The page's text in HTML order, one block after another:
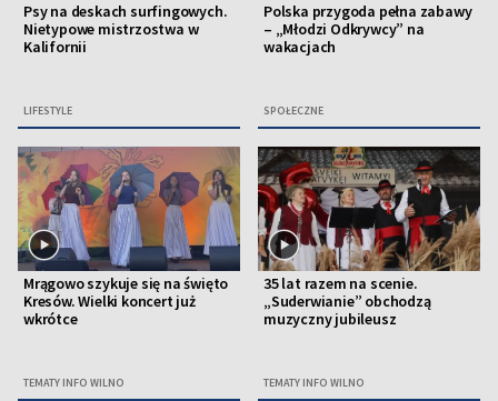
Psy na deskach surfingowych.
Nietypowe mistrzostwa w
Kalifornii
LIFESTYLE
Polska przygoda pełna zabawy
– „Młodzi Odkrywcy” na
wakacjach
SPOŁECZNE
Mrągowo szykuje się na święto
Kresów. Wielki koncert już
wkrótce
TEMATY INFO WILNO
35 lat razem na scenie.
„Suderwianie” obchodzą
muzyczny jubileusz
TEMATY INFO WILNO